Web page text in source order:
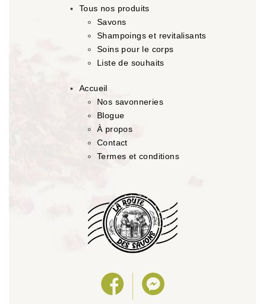
Tous nos produits
Savons
Shampoings et revitalisants
Soins pour le corps
Liste de souhaits
Accueil
Nos savonneries
Blogue
À propos
Contact
Termes et conditions